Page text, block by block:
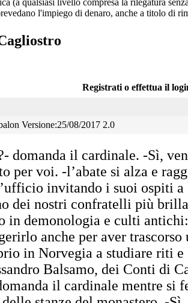
l'impiego di denaro, anche a titolo di
Registrati o effettua il
Versione:25/08/2017 2.0
domanda il cardinale. -Sì,
per voi. -l’abate si alza e
invitando i suoi ospiti a
dei nostri confratelli più
in demonologia e culti
anche per aver trascorso
in Norvegia a studiare riti
Balsamo, dei Conti di
il cardinale mentre si